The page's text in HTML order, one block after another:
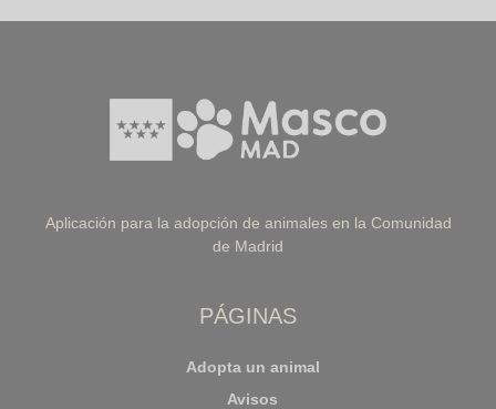
Aplicación para la adopción de animales en la Comunidad
de Madrid
PÁGINAS
Adopta un animal
Avisos